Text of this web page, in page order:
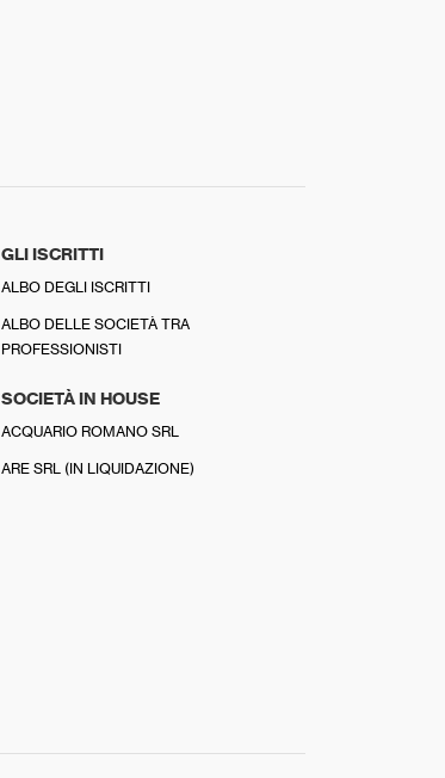
GLI ISCRITTI
ALBO DEGLI ISCRITTI
ALBO DELLE SOCIETÀ TRA
PROFESSIONISTI
SOCIETÀ IN HOUSE
ACQUARIO ROMANO SRL
ARE SRL (IN LIQUIDAZIONE)